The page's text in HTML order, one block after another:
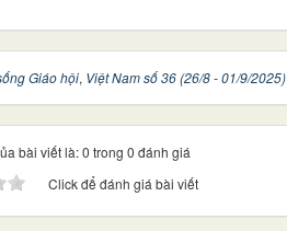
Giáo hội, Việt Nam số 36 (26/8 - 01/9/2025)
bài viết là: 0 trong 0 đánh giá
Click để đánh giá bài viết